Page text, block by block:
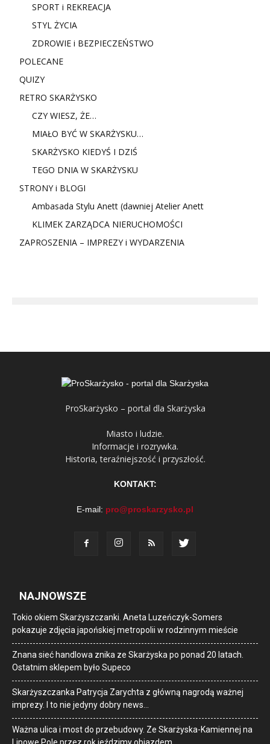
SPORT i REKREACJA
STYL ŻYCIA
ZDROWIE i BEZPIECZEŃSTWO
POLECANE
QUIZY
RETRO SKARŻYSKO
CZY WIESZ, ŻE…
MIAŁO BYĆ W SKARŻYSKU…
SKARŻYSKO KIEDYŚ I DZIŚ
TEGO DNIA W SKARŻYSKU
STRONY i BLOGI
Ambasada Stylu Anett (dawniej Atelier Anett
KLIMEK ZARZĄDCA NIERUCHOMOŚCI
ZAPROSZENIA – IMPREZY i WYDARZENIA
ProSkarżysko – portal dla Skarżyska
Miasto i ludzie.
Informacje i rozrywka.
Historia, teraźniejszość i przyszłość.
KONTAKT:
E-mail: pro@proskarzysko.pl
NAJNOWSZE
Tokio okiem Skarżyszczanki. Aneta Luzeńczyk-Somers
pokazuje zdjęcia japońskiej metropolii w rodzinnym mieście
Znana sieć handlowa znika ze Skarżyska po ponad 20 latach.
Ostatnim sklepem było Supeco
Skarżyszczanka Patrycja Zarychta z główną nagrodą ważnej
imprezy. I to nie jedyny dobry news…
Ważna ulica i most do przebudowy. Ze Skarżyska-Kamiennej na
Lipowe Pole przez rok jeździmy objazdem